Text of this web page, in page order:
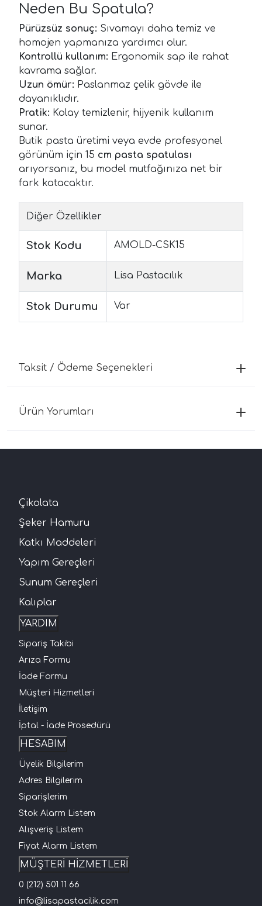
Neden Bu Spatula?
Pürüzsüz sonuç: Sıvamayı daha temiz ve
homojen yapmanıza yardımcı olur.
Kontrollü kullanım: Ergonomik sap ile rahat
kavrama sağlar.
Uzun ömür: Paslanmaz çelik gövde ile
dayanıklıdır.
Pratik: Kolay temizlenir, hijyenik kullanım
sunar.
Butik pasta üretimi veya evde profesyonel
görünüm için 15 cm pasta spatulası
arıyorsanız, bu model mutfağınıza net bir
fark katacaktır.
Diğer Özellikler
Stok Kodu AMOLD-CSK15
Marka Lisa Pastacılık
Stok Durumu Var
Taksit / Ödeme Seçenekleri
Ürün Yorumları
Çikolata
Şeker Hamuru
Katkı Maddeleri
Yapım Gereçleri
Sunum Gereçleri
Kalıplar
YARDIM
Sipariş Takibi
Arıza Formu
İade Formu
Müşteri Hizmetleri
İletişim
İptal - İade Prosedürü
HESABIM
Üyelik Bilgilerim
Adres Bilgilerim
Siparişlerim
Stok Alarm Listem
Alışveriş Listem
Fiyat Alarm Listem
MÜŞTERİ HİZMETLERİ
0 (212) 501 11 66
info@lisapastacilik.com